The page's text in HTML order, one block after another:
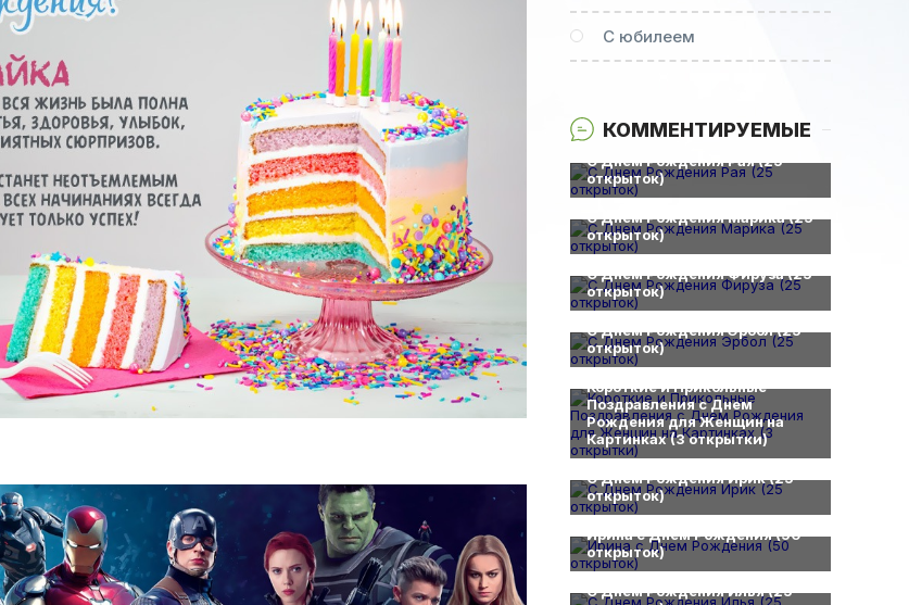
С юбилеем
КОММЕНТИРУЕМЫЕ
С Днем Рождения Рая (25
открыток)
0
С Днем Рождения Марика (25
открыток)
С Днем Рождения Фируза (25
открыток)
С Днем Рождения Эрбол (25
открыток)
Короткие и Прикольные
Поздравления с Днем
Рождения для Женщин на
Картинках (3 открытки)
С Днем Рождения Ирик (25
открыток)
Ирина с Днем Рождения (50
открыток)
С Днем Рождения Илья (25